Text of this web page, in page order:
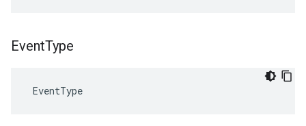
EventType
EventType